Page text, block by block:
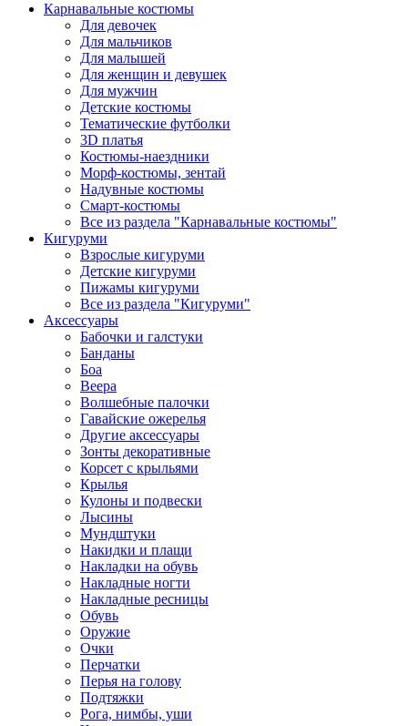
Карнавальные костюмы
Для девочек
Для мальчиков
Для малышей
Для женщин и девушек
Для мужчин
Детские костюмы
Тематические футболки
3D платья
Костюмы-наездники
Морф-костюмы, зентай
Надувные костюмы
Смарт-костюмы
Все из раздела "Карнавальные костюмы"
Кигуруми
Взрослые кигуруми
Детские кигуруми
Пижамы кигуруми
Все из раздела "Кигуруми"
Аксессуары
Бабочки и галстуки
Банданы
Боа
Веера
Волшебные палочки
Гавайские ожерелья
Другие аксессуары
Зонты декоративные
Корсет с крыльями
Крылья
Кулоны и подвески
Лысины
Мундштуки
Накидки и плащи
Накладки на обувь
Накладные ногти
Накладные ресницы
Обувь
Оружие
Очки
Перчатки
Перья на голову
Подтяжки
Рога, нимбы, уши